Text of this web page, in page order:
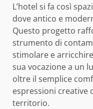
L’hotel si fa così
dove antico e
Questo progetto
strumento di
stimolare e
sua vocazione a un
oltre il semplice
espressioni creative
territorio.